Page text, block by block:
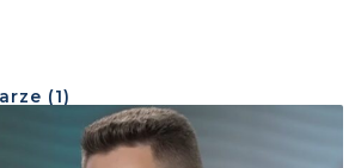
(1)